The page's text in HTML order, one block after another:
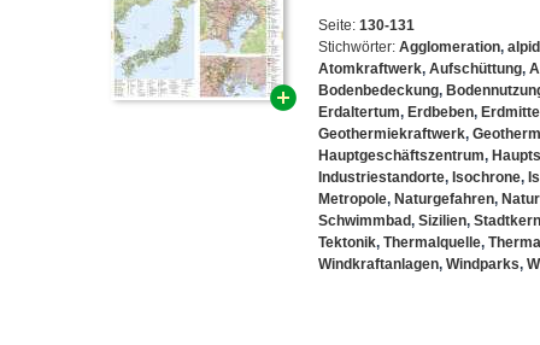
Seite: 130-131
Stichwörter: Agglomeration,
Atomkraftwerk, Aufschüttung,
Bodenbedeckung,
Erdaltertum, Erdbeben,
Geothermiekraftwerk,
Hauptgeschäftszentrum,
Industriestandorte, Isochrone,
Metropole, Naturgefahren,
Schwimmbad, Sizilien, Stadtkern
Tektonik, Thermalquelle,
Windkraftanlagen, Windparks,